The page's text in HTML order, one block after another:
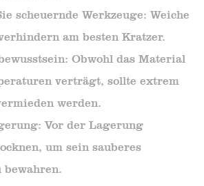
scheuernde Werkzeuge: Weiche
am besten Kratzer.
Obwohl das Material
verträgt, sollte extrem
werden.
Vor der Lagerung
um sein sauberes
bewahren.